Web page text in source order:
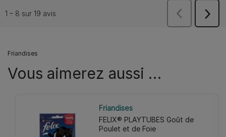
Friandises
Vous aimerez aussi …
Friandises
FELIX® PLAYTUBES Goût de
Poulet et de Foie